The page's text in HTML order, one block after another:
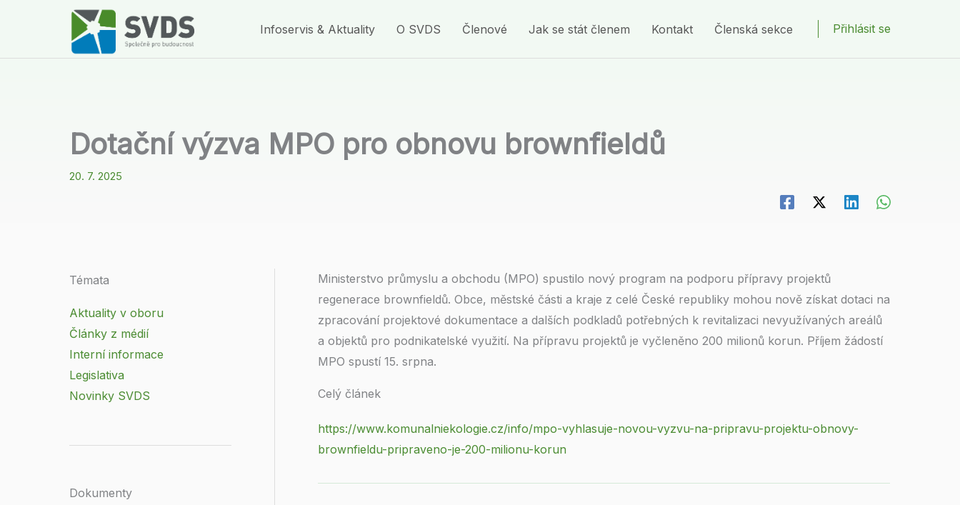
Infoservis & Aktuality O SVDS Členové Jak se stát členem Kontakt Členská sekce Přihlásit se
Dotační výzva MPO pro obnovu brownfieldů
20. 7. 2025
Témata
Aktuality v oboru
Články z médií
Interní informace
Legislativa
Novinky SVDS
Dokumenty
Ministerstvo průmyslu a obchodu (MPO) spustilo nový program na podporu přípravy projektů
regenerace brownfieldů. Obce, městské části a kraje z celé České republiky mohou nově získat dotaci na
zpracování projektové dokumentace a dalších podkladů potřebných k revitalizaci nevyužívaných areálů
a objektů pro podnikatelské využití. Na přípravu projektů je vyčleněno 200 milionů korun. Příjem žádostí
MPO spustí 15. srpna.
Celý článek
https://www.komunalniekologie.cz/info/mpo-vyhlasuje-novou-vyzvu-na-pripravu-projektu-obnovy-
brownfieldu-pripraveno-je-200-milionu-korun